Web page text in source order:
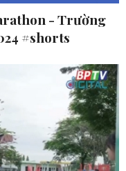
- Trường
#shorts